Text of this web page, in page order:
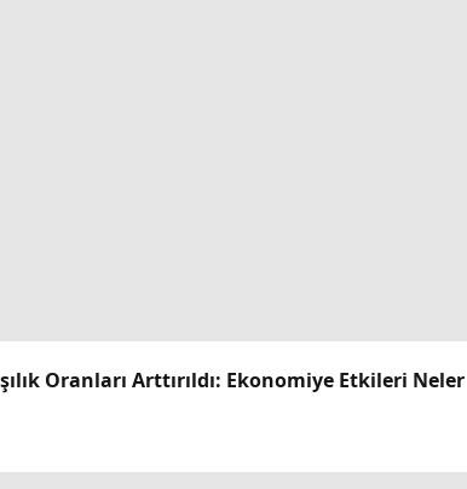
Oranları Arttırıldı: Ekonomiye Etkileri Neler